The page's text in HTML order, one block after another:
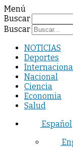
Menú
Buscar
Buscar
NOTICIAS
Deportes
Nacional
Ciencia
Economia
Salud
Español